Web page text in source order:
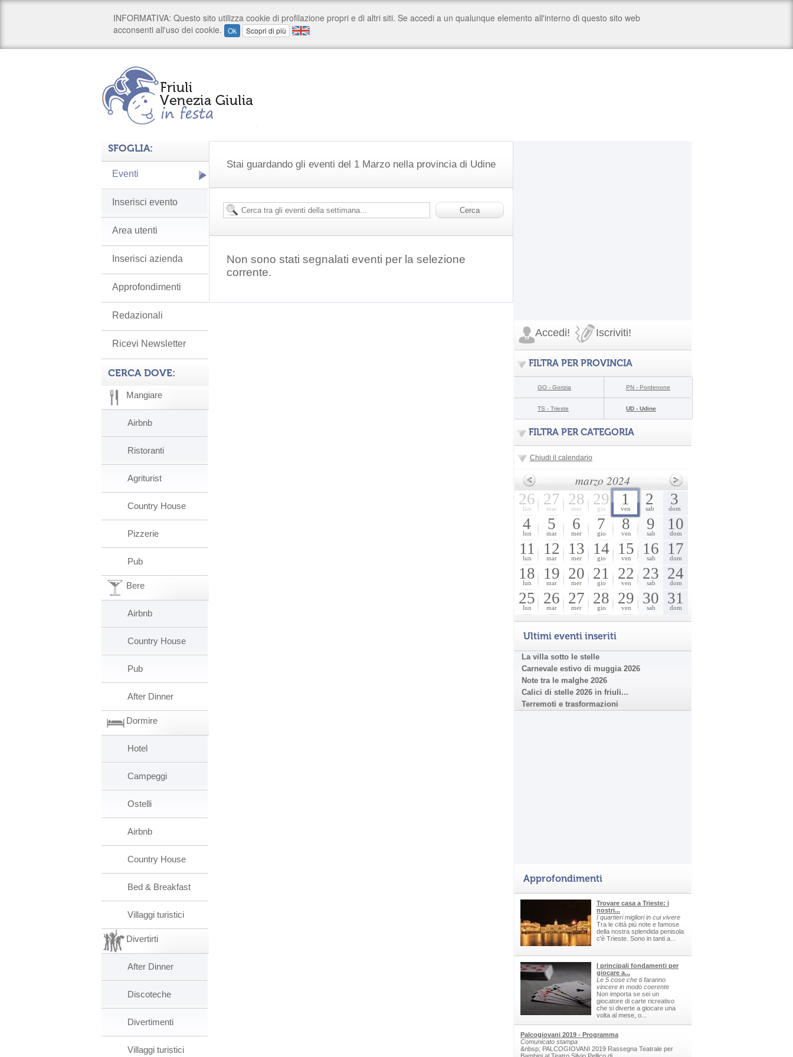
Stai guardando gli eventi del 1 Marzo nella provincia di Udine
Non sono stati segnalati eventi per la selezione
corrente.
SFOGLIA:
Eventi
Inserisci evento
Area utenti
Inserisci azienda
Approfondimenti
Redazionali
Ricevi Newsletter
CERCA DOVE:
Mangiare
Airbnb
Ristoranti
Agriturist
Country House
Pizzerie
Pub
Bere
Airbnb
Country House
Pub
After Dinner
Dormire
Hotel
Campeggi
Ostelli
Airbnb
Country House
Bed & Breakfast
Villaggi turistici
Divertirti
After Dinner
Discoteche
Divertimenti
Villaggi turistici
Accedi! Iscriviti!
FILTRA PER PROVINCIA
GO - Gorizia PN - Pordenone
TS - Trieste UD - Udine
FILTRA PER CATEGORIA
Chiudi il calendario
marzo 2024
26
lun
27
mar
28
mer
29
gio
1
ven
2
sab
3
dom
4
lun
5
mar
6
mer
7
gio
8
ven
9
sab
10
dom
11
lun
12
mar
13
mer
14
gio
15
ven
16
sab
17
dom
18
lun
19
mar
20
mer
21
gio
22
ven
23
sab
24
dom
25
lun
26
mar
27
mer
28
gio
29
ven
30
sab
31
dom
Ultimi eventi inseriti
La villa sotto le stelle
Carnevale estivo di muggia 2026
Note tra le malghe 2026
Calici di stelle 2026 in friuli...
Terremoti e trasformazioni
Approfondimenti
Trovare casa a Trieste: i
nostri...
I quartieri migliori in cui vivere
Tra le città più note e famose
della nostra splendida penisola
c'è Trieste. Sono in tanti a...
I principali fondamenti per
giocare a...
Le 5 cose che ti faranno
vincere in modo coerente
Non importa se sei un
giocatore di carte ricreativo
che si diverte a giocare una
volta al mese, o...
Palcogiovani 2019 - Programma
Comunicato stampa
&nbsp; PALCOGIOVANI 2019 Rassegna Teatrale per